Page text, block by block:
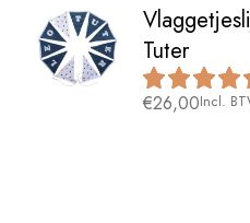
Tuter
€26,00Incl.